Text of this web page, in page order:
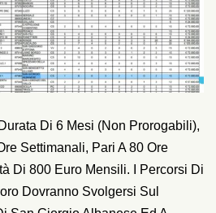
Di 6 Mesi (non Prorogabili),
Settimanali, Pari A 80 Ore
Di 800 Euro Mensili. I Percorsi Di
Dovranno Svolgersi Sul